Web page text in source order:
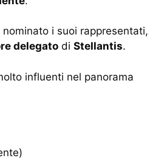
i suoi rappresentati,
delegato di Stellantis.
influenti nel panorama